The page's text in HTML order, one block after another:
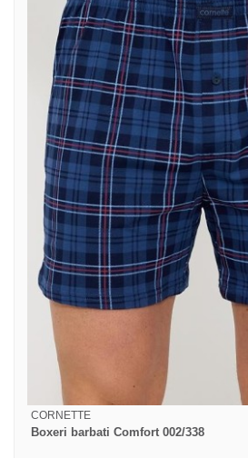
CORNETTE
Boxeri barbati Comfort 002/338